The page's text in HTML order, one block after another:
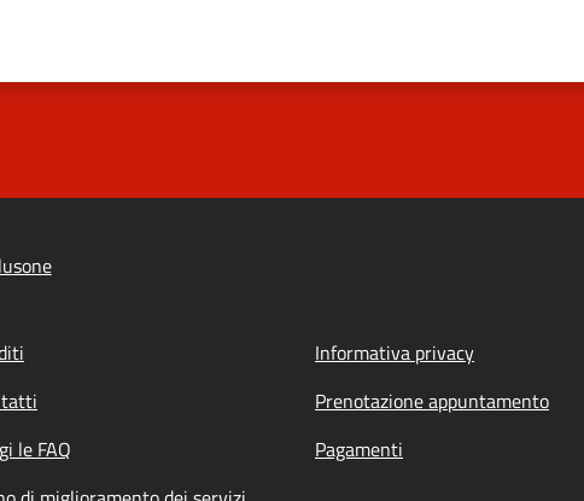
Informativa privacy
Prenotazione appuntamento
le FAQ Pagamenti